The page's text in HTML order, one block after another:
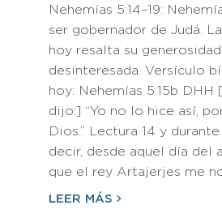
Nehemías 5:14–19:
ser gobernador de Judá.
hoy resalta su
desinteresada. Versículo
hoy: Nehemías 5:15b DHH
dijo:] “Yo no lo hice así,
Dios.” Lectura 14 y
decir, desde aquel día del
que el rey Artajerjes me
LEER MÁS